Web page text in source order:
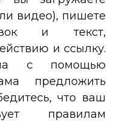
видео), пишете
и текст,
и ссылку.
с помощью
предложить
что ваш
правилам